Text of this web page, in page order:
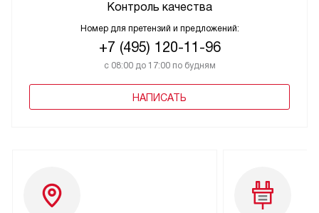
Контроль качества
Номер для претензий и предложений:
+7 (495) 120-11-96
с 08:00 до 17:00 по будням
НАПИСАТЬ